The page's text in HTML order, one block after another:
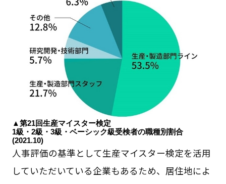
▲第21回生産マイスター検定
1級・2級・3級・ベーシック級受検者の職種別割合
(2021.10)
人事評価の基準として生産マイスター検定を活用
していただいている企業もあるため、居住地によ